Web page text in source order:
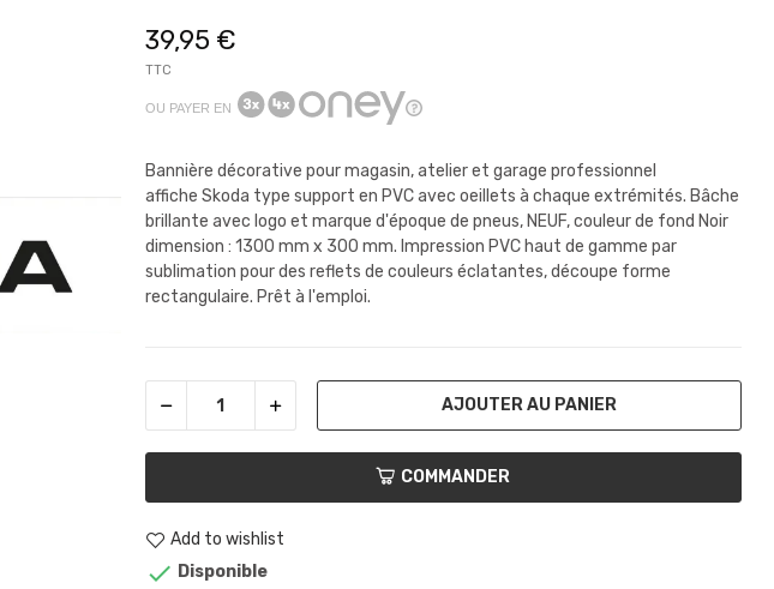
39,95 €
TTC
OU PAYER EN
Bannière décorative pour magasin, atelier et garage professionnel
affiche Skoda type support en PVC avec oeillets à chaque extrémités. Bâche
brillante avec logo et marque d'époque de pneus, NEUF, couleur de fond Noir
dimension : 1300 mm x 300 mm. Impression PVC haut de gamme par
sublimation pour des reflets de couleurs éclatantes, découpe forme
rectangulaire. Prêt à l'emploi.
AJOUTER AU PANIER
COMMANDER
Add to wishlist
 Disponible